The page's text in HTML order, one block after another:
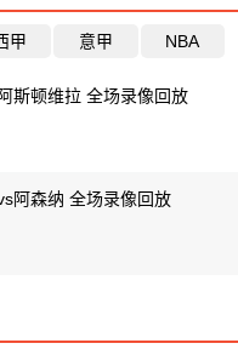
甲 意甲 NBA
斯顿维拉 全场录像回放
阿森纳 全场录像回放